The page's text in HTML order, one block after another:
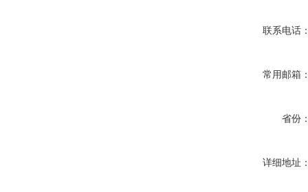
联系电话
常用邮箱
省份
详细地址